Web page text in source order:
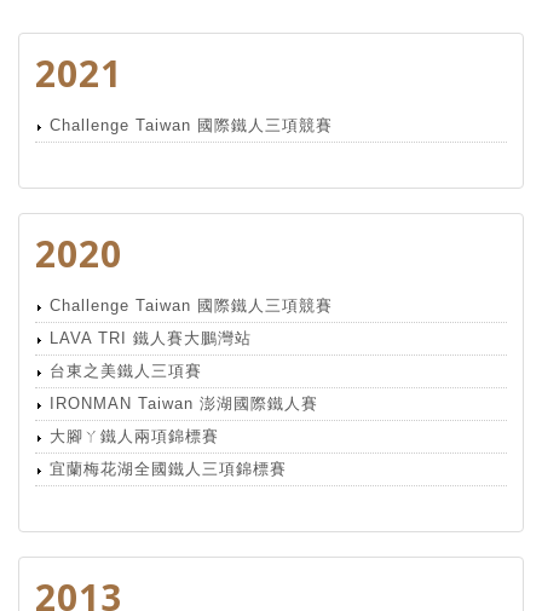
2021
Challenge Taiwan 國際鐵人三項競賽
2020
Challenge Taiwan 國際鐵人三項競賽
LAVA TRI 鐵人賽大鵬灣站
台東之美鐵人三項賽
IRONMAN Taiwan 澎湖國際鐵人賽
大腳ㄚ鐵人兩項錦標賽
宜蘭梅花湖全國鐵人三項錦標賽
2013